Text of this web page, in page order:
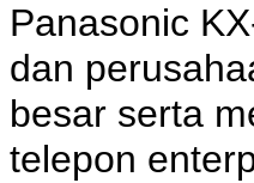
Panasonic
dan
besar serta
telepon